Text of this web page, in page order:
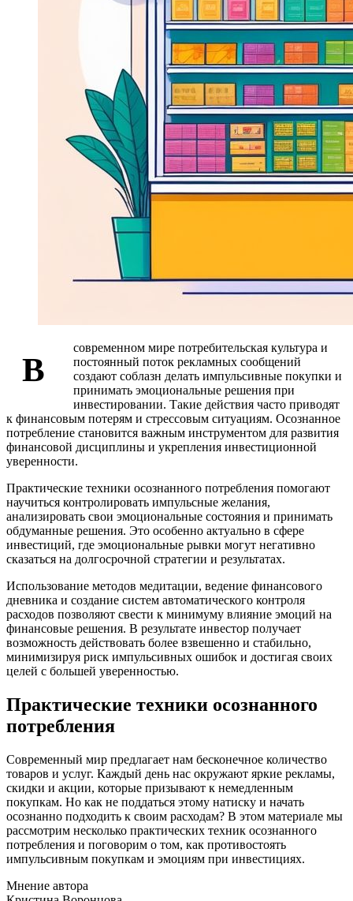
В
современном мире потребительская культура и
постоянный поток рекламных сообщений
создают соблазн делать импульсивные покупки и
принимать эмоциональные решения при
инвестировании. Такие действия часто приводят
к финансовым потерям и стрессовым ситуациям. Осознанное
потребление становится важным инструментом для развития
финансовой дисциплины и укрепления инвестиционной
уверенности.
Практические техники осознанного потребления помогают
научиться контролировать импульсные желания,
анализировать свои эмоциональные состояния и принимать
обдуманные решения. Это особенно актуально в сфере
инвестиций, где эмоциональные рывки могут негативно
сказаться на долгосрочной стратегии и результатах.
Использование методов медитации, ведение финансового
дневника и создание систем автоматического контроля
расходов позволяют свести к минимуму влияние эмоций на
финансовые решения. В результате инвестор получает
возможность действовать более взвешенно и стабильно,
минимизируя риск импульсивных ошибок и достигая своих
целей с большей уверенностью.
Практические техники осознанного
потребления
Современный мир предлагает нам бесконечное количество
товаров и услуг. Каждый день нас окружают яркие рекламы,
скидки и акции, которые призывают к немедленным
покупкам. Но как не поддаться этому натиску и начать
осознанно подходить к своим расходам? В этом материале мы
рассмотрим несколько практических техник осознанного
потребления и поговорим о том, как противостоять
импульсивным покупкам и эмоциям при инвестициях.
Мнение автора